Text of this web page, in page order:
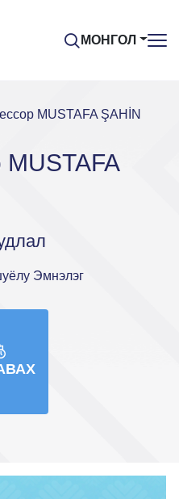
МОНГОЛ
MUSTAFA ŞAHİN
Эмнэлэг